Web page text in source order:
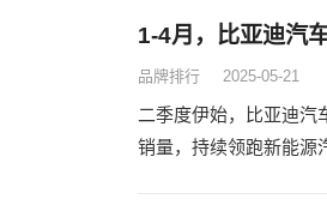
1-4月，比亚迪汽
品牌排行 2025-05-21
二季度伊始，比亚迪汽
销量，持续领跑新能源